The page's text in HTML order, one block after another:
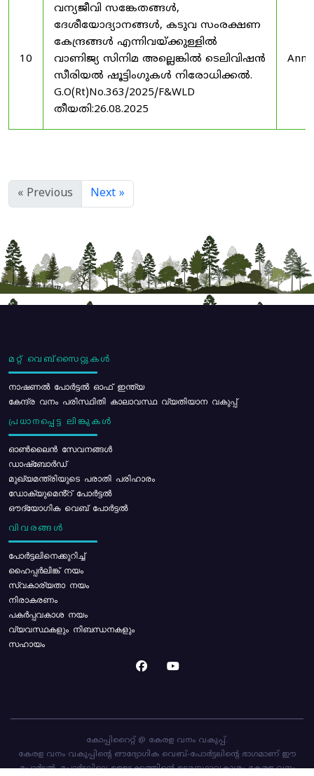
10
വന്യജീവി സങ്കേതങ്ങൾ,
ദേശീയോദ്യാനങ്ങൾ, കടുവ സംരക്ഷണ
കേന്ദ്രങ്ങൾ എന്നിവയ്ക്കുള്ളിൽ
വാണിജ്യ സിനിമ അല്ലെങ്കിൽ ടെലിവിഷൻ
സീരിയൽ ഷൂട്ടിംഗുകൾ നിരോധിക്കൽ.
G.O(Rt)No.363/2025/F&WLD
തീയതി:26.08.2025
« Previous Next »
മറ്റ് വെബ്സൈറ്റുകൾ
നാഷണൽ പോർട്ടൽ ഓഫ് ഇന്ത്യ
കേന്ദ്ര വനം പരിസ്ഥിതി കാലാവസ്ഥ വ്യതിയാന വകുപ്പ്
പ്രധാനപ്പെട്ട ലിങ്കുകൾ
ഓൺലൈൻ സേവനങ്ങൾ
ഡാഷ്ബോർഡ്
മുഖ്യമന്ത്രിയുടെ പരാതി പരിഹാരം
ഡോക്യുമെൻ്റ് പോർട്ടൽ
ഔദ്യോഗിക വെബ് പോർട്ടൽ
വിവരങ്ങൾ
പോര്‍ട്ടലിനെക്കുറിച്ച്
ഹൈപ്പർലിങ്ക് നയം
സ്വകാര്യതാ നയം
നിരാകരണം
പകർപ്പവകാശ നയം
വ്യവസ്ഥകളും നിബന്ധനകളും
സഹായം
കോപ്പിറൈറ്റ് @ കേരള വനം വകുപ്പ്.
കേരള വനം വകുപ്പിന്റെ ഔദ്യോഗിക വെബ്-പോർട്ടലിന്റെ ഭാഗമാണ് ഈ
പോർട്ടൽ. പോർട്ടലിലെ ഉള്ളടക്കത്തിന്റെ ഉടമസ്ഥാവകാശം കേരള വനം